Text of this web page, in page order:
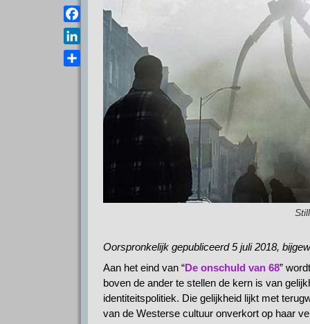
Oorspronkelijk gepubliceerd 5 juli 2018,
Aan het eind van “De onschuld van 68”
boven de ander te stellen de kern is van
identiteitspolitiek. Die gelijkheid lijkt met
van de Westerse cultuur onverkort op haar
t
s
A
p
m
a
l
T
e
l
e
F
a
c
L
i